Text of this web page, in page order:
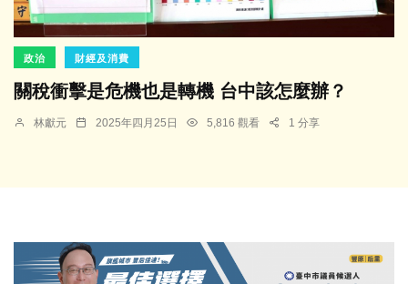
政治 財經及消費
關稅衝擊是危機也是轉機 台中該怎麼辦？
林獻元 2025年四月25日 5,816 觀看 1 分享